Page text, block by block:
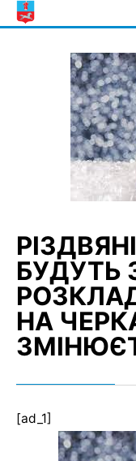
Skip
to
БУДУТЬ
НА
[ad_1]